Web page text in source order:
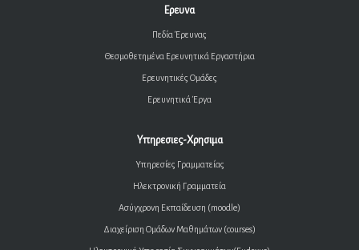
Ερευνα
Πεδία Έρευνας
Θεσμοθετημένα Ερευνητικά Εργαστήρια
Ερευνητικές Ομάδες
Ερευνητικά Έργα
Υπηρεσιες-Χρησιμα
Υπηρεσίες Γραμματείας
Ηλεκτρονική Γραμματεία
Ασύγχρονη Εκπαίδευση (moodle)
Διαχείριση Ομάδων Μαθημάτων (courses)